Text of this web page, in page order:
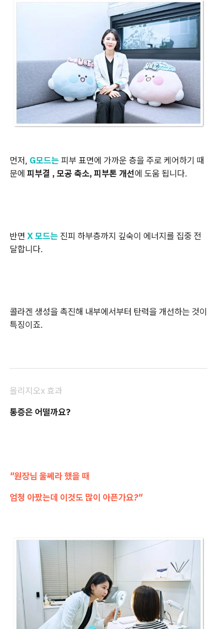
먼저, G모드는 피부 표면에 가까운 층을 주로 케어하기 때
문에 피부결 , 모공 축소, 피부톤 개선에 도움 됩니다.
반면 X 모드는 진피 하부층까지 깊숙이 에너지를 집중 전
달합니다.
콜라겐 생성을 촉진해 내부에서부터 탄력을 개선하는 것이
특징이죠.
올리지오x 효과
통증은 어떨까요?
"원장님 울쎄라 했을 때
엄청 아팠는데 이것도 많이 아픈가요?"